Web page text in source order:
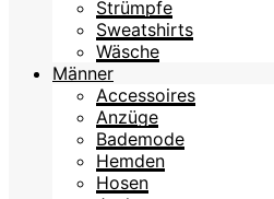
Strümpfe
Sweatshirts
Wäsche
Männer
Accessoires
Anzüge
Bademode
Hemden
Hosen